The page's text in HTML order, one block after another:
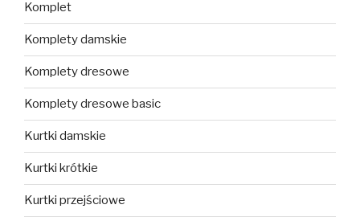
Komplet
Komplety damskie
Komplety dresowe
Komplety dresowe basic
Kurtki damskie
Kurtki krótkie
Kurtki przejściowe